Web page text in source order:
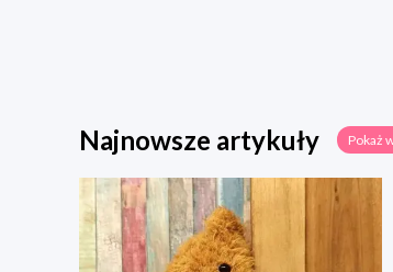
Najnowsze artykuły Pokaż